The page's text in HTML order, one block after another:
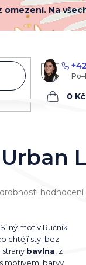
Na
Nákupní
. Silný motiv Ručník
chtějí styl bez
bavlna , z
s motivem; barvy
hodnocení